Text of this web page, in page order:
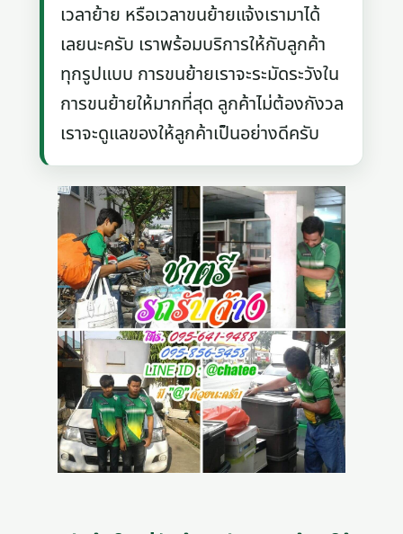
เวลาย้าย หรือเวลาขนย้ายแจ้งเรามาได้
เลยนะครับ เราพร้อมบริการให้กับลูกค้า
ทุกรูปแบบ การขนย้ายเราจะระมัดระวังใน
การขนย้ายให้มากที่สุด ลูกค้าไม่ต้องกังวล
เราจะดูแลของให้ลูกค้าเป็นอย่างดีครับ